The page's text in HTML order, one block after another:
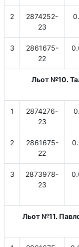
2
2874252-
23
3
2861675-
22
Льот №10.
1
2874276-
23
2
2861675-
22
3
2873978-
23
Льот №11.